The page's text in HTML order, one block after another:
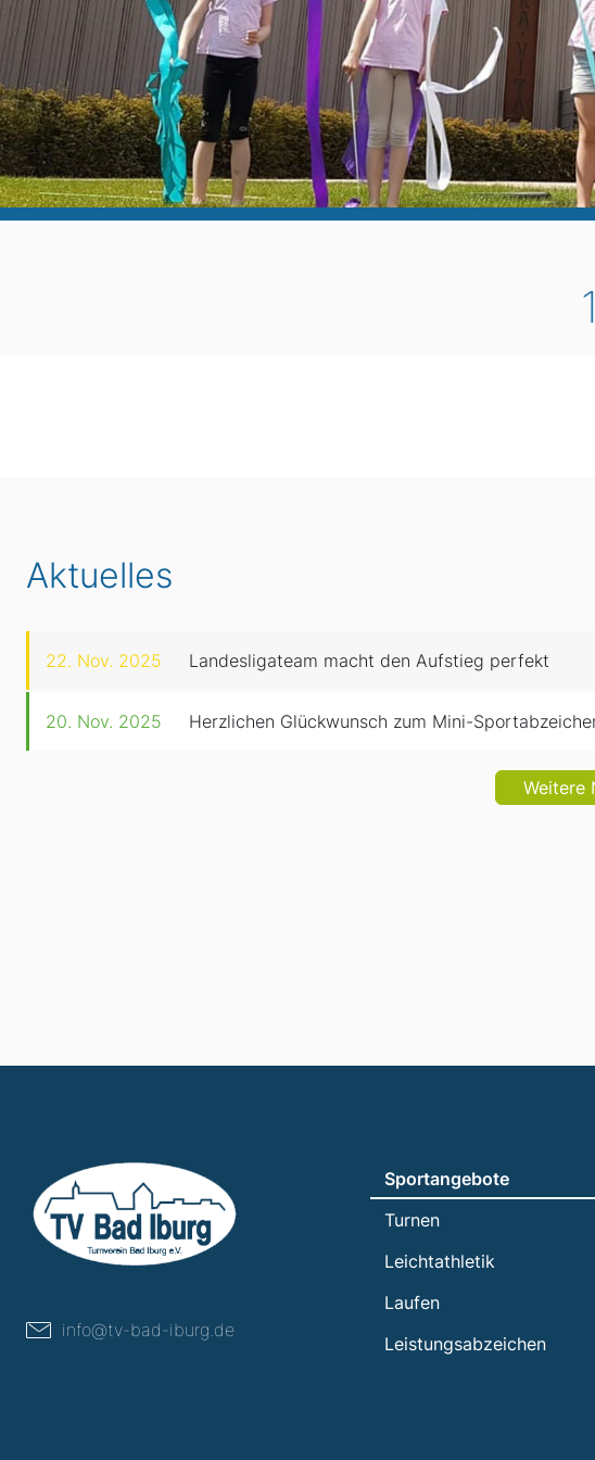
Aktuelles
22. Nov. 2025 Landesligateam macht den Aufstieg perfekt
20. Nov. 2025 Herzlichen Glückwunsch zum Mini-
Weitere
info@tv-bad-iburg.de
Sportangebote
Turnen
Leichtathletik
Laufen
Leistungsabzeichen